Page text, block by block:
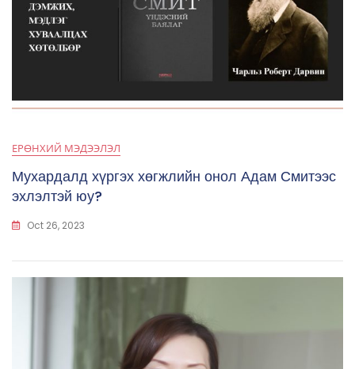
ЕРӨНХИЙ МЭДЭЭЛЭЛ
Мухардалд хүргэх хөгжлийн онол Адам Смитээс
эхлэлтэй юу?
Oct 26, 2023